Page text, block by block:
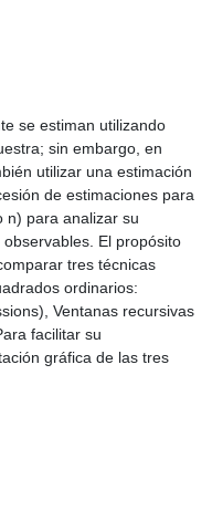
se estiman utilizando
sin embargo, en
utilizar una estimación
de estimaciones para
n) para analizar su
El propósito
tres técnicas
ordinarios:
Ventanas recursivas
facilitar su
gráfica de las tres